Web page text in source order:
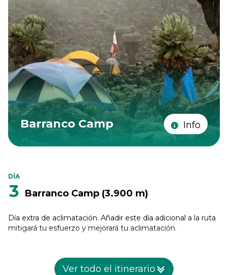
Barranco Camp Info
DÍA
3 Barranco Camp (3.900 m)
Día extra de aclimatación. Añadir este día adicional a la ruta
mitigará tu esfuerzo y mejorará tu aclimatación.
Ver todo el itinerario